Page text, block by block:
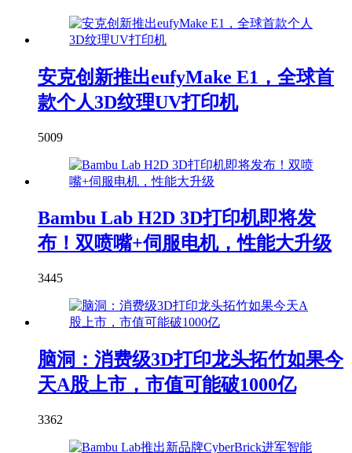
安克创新推出eufyMake E1，全球首
款个人3D纹理UV打印机
5009
Bambu Lab H2D 3D打印机即将发
布！双喷嘴+伺服电机，性能大升级
3445
脑洞：消费级3D打印龙头拓竹如果今
天A股上市，市值可能破1000亿
3362